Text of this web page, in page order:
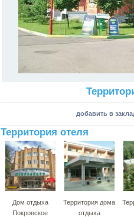
добавить в
Территория отеля
Дом отдыха
Покровское
Территория дома
отдыха